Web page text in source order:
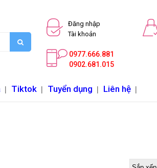
Đăng nhập
Tài khoản
0977.666.881
0902.681.015
| Tiktok | Tuyển dụng | Liên hệ |